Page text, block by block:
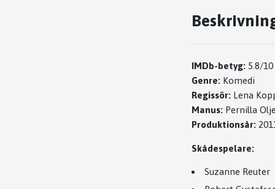
IMDb-betyg: 5.8/10
Genre: Komedi
Regissör: Lena
Manus: Pernilla
Produktionsår:
Skådespelare:
Suzanne Reuter